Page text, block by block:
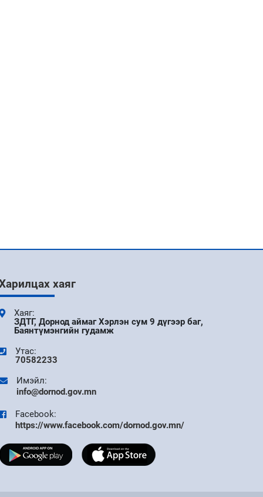
9 сар
ДҮГЭЭР САР
9 сар
УДИРДАХ АЖИЛТНЫ ШУУРХАЙ
9 сар
УР ЧАДВАРЫГ ДЭЭШЛҮҮЛЭХ V ШАТНЫ
АЯНЫ НЭЭЛТ БОЛЛОО
9 сар
хаяг
Хаяг:
ЗДТГ, Дорнод аймаг Хэрлэн сум 9 дүгээр баг,
Баянтүмэнгийн гудамж
Утас:
70582233
Имэйл:
info@dornod.gov.mn
Facebook:
https://www.facebook.com/dornod.gov.mn/